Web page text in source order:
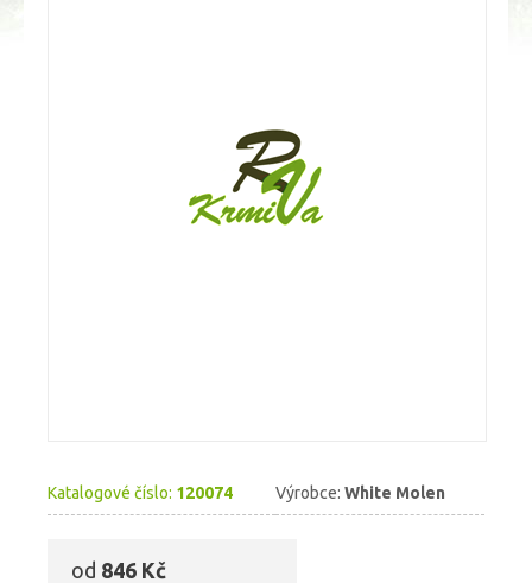
Katalogové číslo: 120074 Výrobce: White Molen
od 846 Kč